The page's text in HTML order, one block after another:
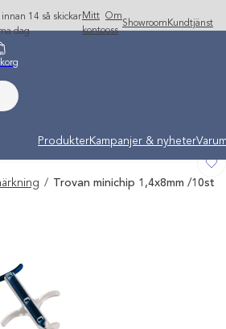
14 så skickar
dag
Mitt
konto
Om
oss
Showroom Kundtjänst
Undermeny stängd: Varumärken
ProdukterKampanjer & nyheter
/ Trovan minichip 1,4x8mm /10st